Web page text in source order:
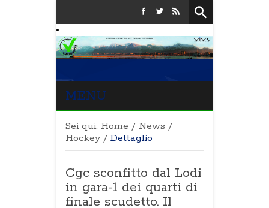
MENU
Sei qui: Home / News /
Hockey / Dettaglio
Cgc sconfitto dal Lodi
in gara-1 dei quarti di
finale scudetto. Il